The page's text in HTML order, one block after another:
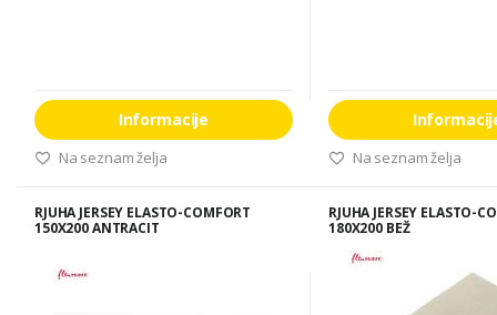
Informacije
Na seznam želja Na seznam želja
RJUHA JERSEY ELASTO-COMFORT
150X200 ANTRACIT
RJUHA JERSEY ELASTO-
180X200 BEŽ